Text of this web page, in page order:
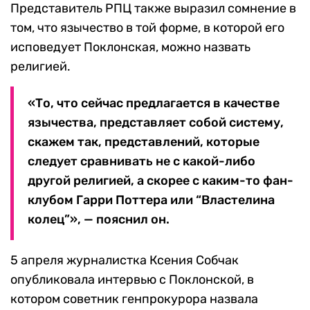
Представитель РПЦ также выразил сомнение в
том, что язычество в той форме, в которой его
исповедует Поклонская, можно назвать
религией.
«То, что сейчас предлагается в качестве
язычества, представляет собой систему,
скажем так, представлений, которые
следует сравнивать не с какой-либо
другой религией, а скорее с каким-то фан-
клубом Гарри Поттера или “Властелина
колец”», — пояснил он.
5 апреля журналистка Ксения Собчак
опубликовала интервью с Поклонской, в
котором советник генпрокурора назвала